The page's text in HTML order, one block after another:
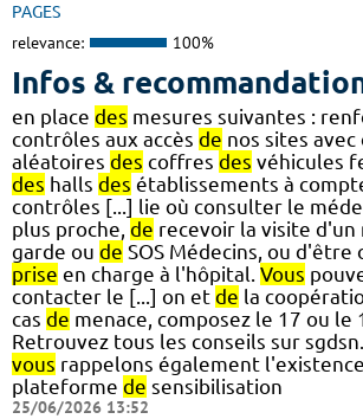
PAGES
relevance: 100%
Infos &
en place des mesures suivantes :
contrôles aux accès de nos sites
aléatoires des coffres des véhicules
des halls des établissements à
contrôles [...] lie où consulter le
plus proche, de recevoir la visite d'un
garde ou de SOS Médecins, ou
prise en charge à l'hôpital. Vous
contacter le [...] on et de la
cas de menace, composez le 17 ou le
Retrouvez tous les conseils sur
vous rappelons également l'existence
plateforme de sensibilisation
25/06/2026 13:52